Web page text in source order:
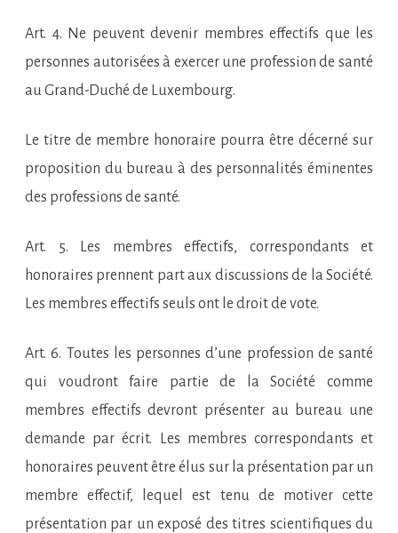
Art. 4. Ne peuvent devenir membres effectifs que les
personnes autorisées à exercer une profession de santé
au Grand-Duché de Luxembourg.
Le titre de membre honoraire pourra être décerné sur
proposition du bureau à des personnalités éminentes
des professions de santé.
Art. 5. Les membres effectifs, correspondants et
honoraires prennent part aux discussions de la Société.
Les membres effectifs seuls ont le droit de vote.
Art. 6. Toutes les personnes d’une profession de santé
qui voudront faire partie de la Société comme
membres effectifs devront présenter au bureau une
demande par écrit. Les membres correspondants et
honoraires peuvent être élus sur la présentation par un
membre effectif, lequel est tenu de motiver cette
présentation par un exposé des titres scientifiques du